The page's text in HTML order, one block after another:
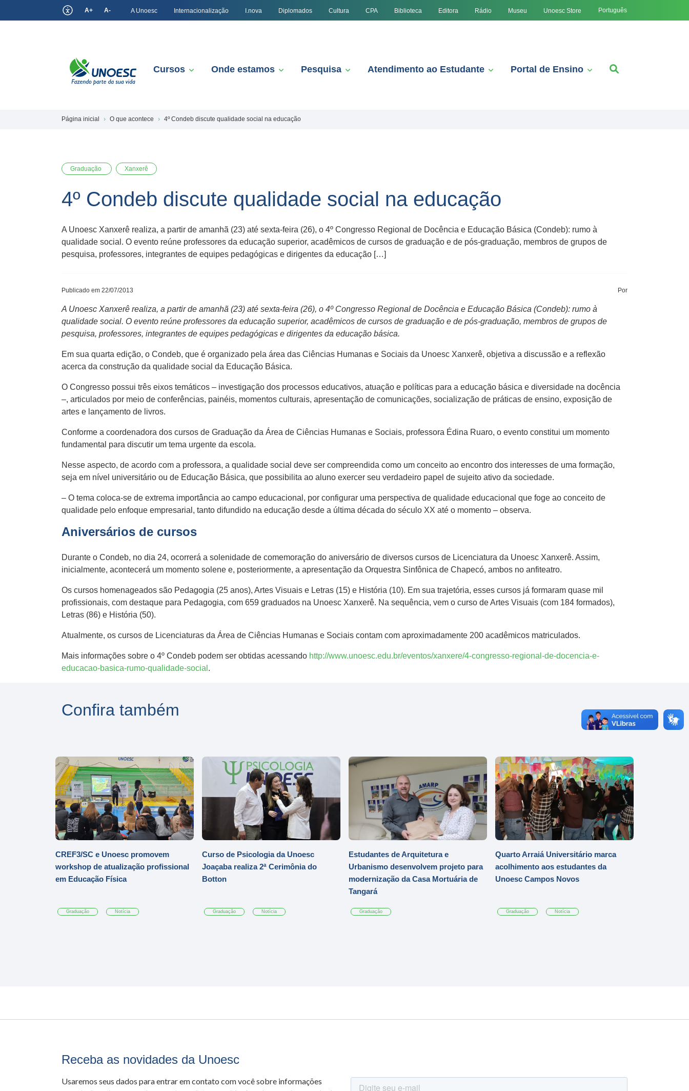
A+ A- A Unoesc Internacionalização I.nova Diplomados Cultura CPA Biblioteca Editora Rádio Museu Unoesc Store Português
Cursos Onde estamos Pesquisa Atendimento ao Estudante Portal de Ensino
Página inicial O que acontece 4º Condeb discute qualidade social na educação
Graduação Xanxerê
4º Condeb discute qualidade social na educação
A Unoesc Xanxerê realiza, a partir de amanhã (23) até sexta-feira (26), o 4º Congresso Regional de Docência e Educação Básica (Condeb): rumo à
qualidade social. O evento reúne professores da educação superior, acadêmicos de cursos de graduação e de pós-graduação, membros de grupos de
pesquisa, professores, integrantes de equipes pedagógicas e dirigentes da educação […]
Publicado em 22/07/2013 Por
A Unoesc Xanxerê realiza, a partir de amanhã (23) até sexta-feira (26), o 4º Congresso Regional de Docência e Educação Básica (Condeb): rumo à
qualidade social. O evento reúne professores da educação superior, acadêmicos de cursos de graduação e de pós-graduação, membros de grupos de
pesquisa, professores, integrantes de equipes pedagógicas e dirigentes da educação básica.
Em sua quarta edição, o Condeb, que é organizado pela área das Ciências Humanas e Sociais da Unoesc Xanxerê, objetiva a discussão e a reflexão
acerca da construção da qualidade social da Educação Básica.
O Congresso possui três eixos temáticos – investigação dos processos educativos, atuação e políticas para a educação básica e diversidade na docência
–, articulados por meio de conferências, painéis, momentos culturais, apresentação de comunicações, socialização de práticas de ensino, exposição de
artes e lançamento de livros.
Conforme a coordenadora dos cursos de Graduação da Área de Ciências Humanas e Sociais, professora Édina Ruaro, o evento constitui um momento
fundamental para discutir um tema urgente da escola.
Nesse aspecto, de acordo com a professora, a qualidade social deve ser compreendida como um conceito ao encontro dos interesses de uma formação,
seja em nível universitário ou de Educação Básica, que possibilita ao aluno exercer seu verdadeiro papel de sujeito ativo da sociedade.
– O tema coloca-se de extrema importância ao campo educacional, por configurar uma perspectiva de qualidade educacional que foge ao conceito de
qualidade pelo enfoque empresarial, tanto difundido na educação desde a última década do século XX até o momento – observa.
Aniversários de cursos
Durante o Condeb, no dia 24, ocorrerá a solenidade de comemoração do aniversário de diversos cursos de Licenciatura da Unoesc Xanxerê. Assim,
inicialmente, acontecerá um momento solene e, posteriormente, a apresentação da Orquestra Sinfônica de Chapecó, ambos no anfiteatro.
Os cursos homenageados são Pedagogia (25 anos), Artes Visuais e Letras (15) e História (10). Em sua trajetória, esses cursos já formaram quase mil
profissionais, com destaque para Pedagogia, com 659 graduados na Unoesc Xanxerê. Na sequência, vem o curso de Artes Visuais (com 184 formados),
Letras (86) e História (50).
Atualmente, os cursos de Licenciaturas da Área de Ciências Humanas e Sociais contam com aproximadamente 200 acadêmicos matriculados.
Mais informações sobre o 4º Condeb podem ser obtidas acessando http://www.unoesc.edu.br/eventos/xanxere/4-congresso-regional-de-docencia-e-
educacao-basica-rumo-qualidade-social .
Confira também
CREF3/SC e Unoesc promovem
workshop de atualização profissional
em Educação Física
Graduação Notícia
Curso de Psicologia da Unoesc
Joaçaba realiza 2ª Cerimônia do
Botton
Graduação Notícia
Estudantes de Arquitetura e
Urbanismo desenvolvem projeto para
modernização da Casa Mortuária de
Tangará
Graduação
Quarto Arraiá Universitário marca
acolhimento aos estudantes da
Unoesc Campos Novos
Graduação Notícia
Receba as novidades da Unoesc
Usaremos seus dados para entrar em contato com você sobre informações